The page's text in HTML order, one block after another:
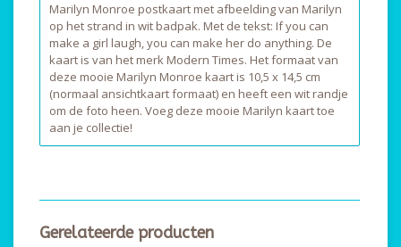
Marilyn Monroe postkaart met afbeelding van Marilyn
op het strand in wit badpak. Met de tekst: If you can
make a girl laugh, you can make her do anything. De
kaart is van het merk Modern Times. Het formaat van
deze mooie Marilyn Monroe kaart is 10,5 x 14,5 cm
(normaal ansichtkaart formaat) en heeft een wit randje
om de foto heen. Voeg deze mooie Marilyn kaart toe
aan je collectie!
Gerelateerde producten